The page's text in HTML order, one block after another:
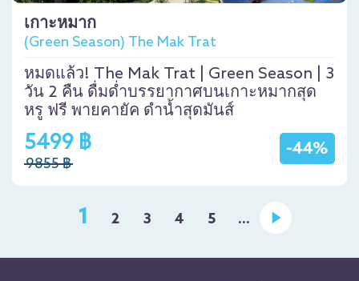
เกาะหมาก
(Green Season) The Mak Trat
หมดแล้ว! The Mak Trat | Green Season | 3
วัน 2 คืน ดื่มด่ำบรรยากาศบนเกาะหมากสุด
หรู ฟรี พายคายัค ดำน้ำสุดมันส์
-44%
5499 ฿
9855 ฿
1 2 3 4 5 ...